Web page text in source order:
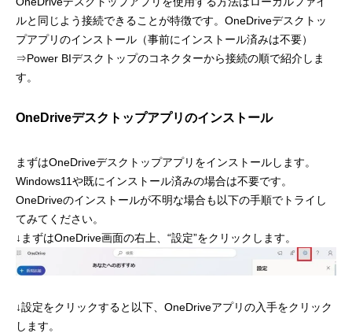
ルと同じよう接続できることが特徴です。OneDriveデスクトッ
プアプリのインストール（事前にインストール済みは不要）
⇒Power BIデスクトップのコネクターから接続の順で紹介しま
す。
OneDriveデスクトップアプリのインストール
まずはOneDriveデスクトップアプリをインストールします。
Windows11や既にインストール済みの場合は不要です。
OneDriveのインストールが不明な場合も以下の手順でトライし
てみてください。
↓まずはOneDrive画面の右上、“設定”をクリックします。
↓設定をクリックすると以下、OneDriveアプリの入手をクリック
します。